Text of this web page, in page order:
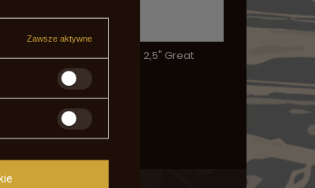
Derringer Unicorn 9mm 2,5" Great
945,00 zł/szt.
Zawsze aktywne